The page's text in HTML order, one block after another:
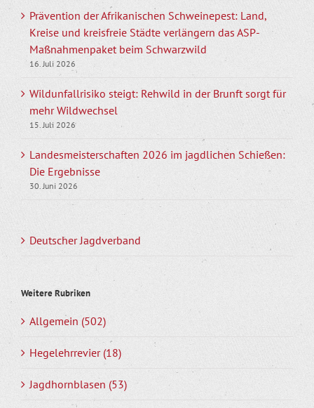
Prävention der Afrikanischen Schweinepest: Land,
Kreise und kreisfreie Städte verlängern das ASP-
Maßnahmenpaket beim Schwarzwild
16. Juli 2026
Wildunfallrisiko steigt: Rehwild in der Brunft sorgt für
mehr Wildwechsel
15. Juli 2026
Landesmeisterschaften 2026 im jagdlichen Schießen:
Die Ergebnisse
30. Juni 2026
Deutscher Jagdverband
Weitere Rubriken
Allgemein (502)
Hegelehrrevier (18)
Jagdhornblasen (53)